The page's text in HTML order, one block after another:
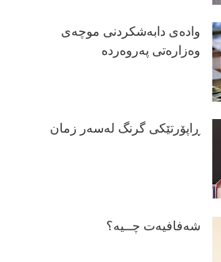
وادەی دابەشكردنی موچەی
وەزارەتی پەروەردە
ڕاپۆرتێكی گرنگ لەسەر زمان
شەفافیەت چــیە؟